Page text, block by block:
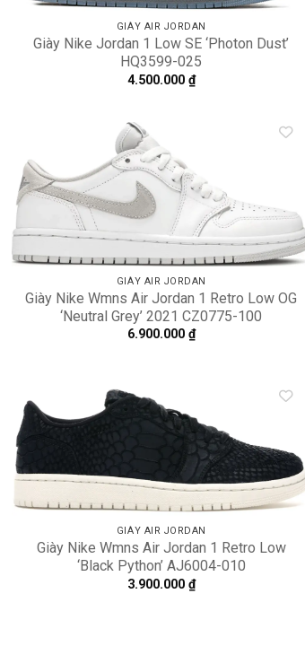
GIÀY AIR JORDAN
Giày Nike Jordan 1 Low SE ‘Photon Dust’
HQ3599-025
4.500.000 ₫
GIÀY AIR JORDAN
Giày Nike Wmns Air Jordan 1 Retro Low OG
‘Neutral Grey’ 2021 CZ0775-100
6.900.000 ₫
wishlist
GIÀY AIR JORDAN
Giày Nike Wmns Air Jordan 1 Retro Low
‘Black Python’ AJ6004-010
3.900.000 ₫